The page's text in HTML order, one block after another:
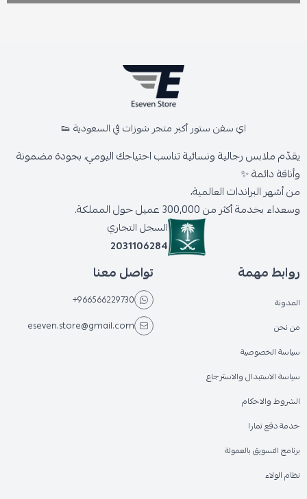
اي سفن ستور أكبر متجر شوزات في السعودية 👟
يقدّم ملابس رجالية ونسائية تناسب احتياجك اليومي، بجودة مضمونة
وأناقة دائمة ✨
من أشهر البراندات العالمية،
وسعداء بخدمة أكثر من 300,000 عميل حول المملكة.
السجل التجاري
2031106284
روابط مهمة
المدونة
من نحن
سياسة الخصوصية
سياسة الاستبدال والاسترجاع
الشروط والاحكام
خدمة دفع تمارا
برنامج التسويق بالعمولة
نظام الولاء
تواصل معنا
+966566229730
eseven.store@gmail.com